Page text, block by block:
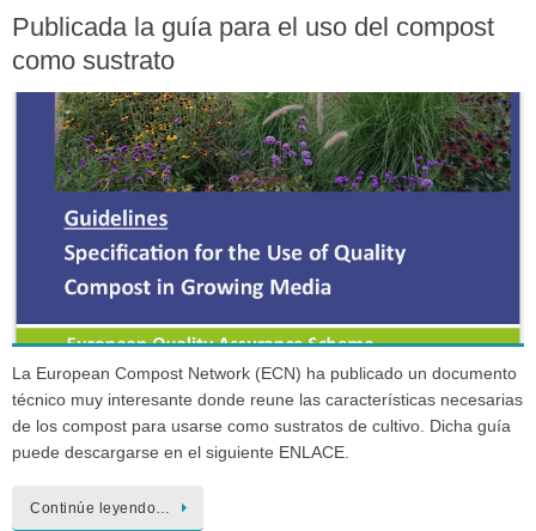
Publicada la guía para el uso del compost
como sustrato
La European Compost Network (ECN) ha publicado un documento
técnico muy interesante donde reune las características necesarias
de los compost para usarse como sustratos de cultivo. Dicha guía
puede descargarse en el siguiente ENLACE.
Continúe leyendo…